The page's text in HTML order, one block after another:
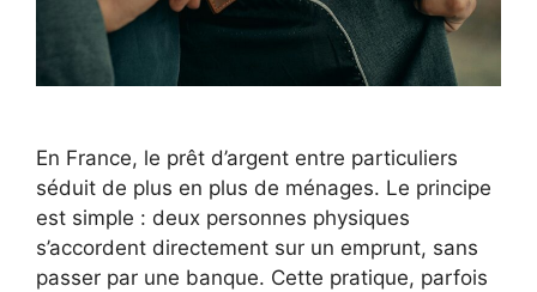
En France, le prêt d’argent entre particuliers
séduit de plus en plus de ménages. Le principe
est simple : deux personnes physiques
s’accordent directement sur un emprunt, sans
passer par une banque. Cette pratique, parfois